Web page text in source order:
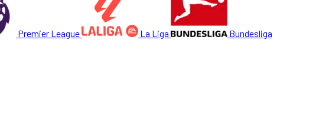
Premier League La Liga Bundesliga